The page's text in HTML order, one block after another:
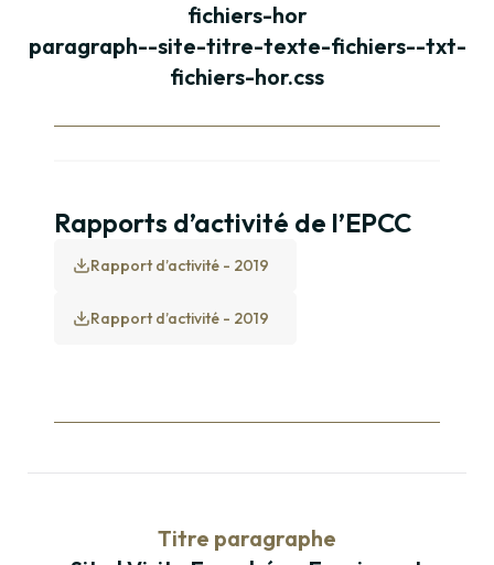
fichiers-hor
paragraph--site-titre-texte-fichiers--txt-
fichiers-hor.css
Rapports d’activité de l’EPCC
Rapport d’activité - 2019
Rapport d’activité - 2019
Titre paragraphe